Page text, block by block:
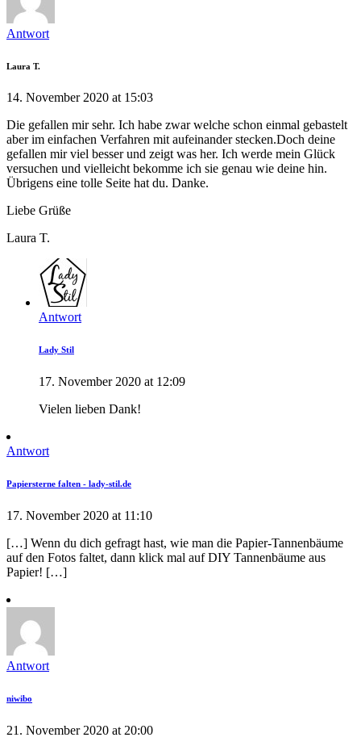
Antwort
Laura T.
14. November 2020 at 15:03
Die gefallen mir sehr. Ich habe zwar welche schon einmal gebastelt
aber im einfachen Verfahren mit aufeinander stecken.Doch deine
gefallen mir viel besser und zeigt was her. Ich werde mein Glück
versuchen und vielleicht bekomme ich sie genau wie deine hin.
Übrigens eine tolle Seite hat du. Danke.
Liebe Grüße
Laura T.
Antwort
Lady Stil
17. November 2020 at 12:09
Vielen lieben Dank!
Antwort
Papiersterne falten - lady-stil.de
17. November 2020 at 11:10
[…] Wenn du dich gefragt hast, wie man die Papier-Tannenbäume
auf den Fotos faltet, dann klick mal auf DIY Tannenbäume aus
Papier! […]
Antwort
niwibo
21. November 2020 at 20:00